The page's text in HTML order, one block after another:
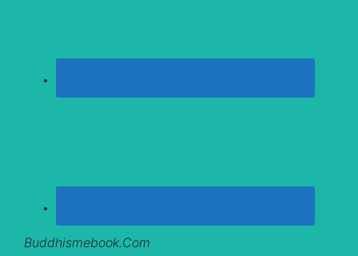
Buddhismebook.com